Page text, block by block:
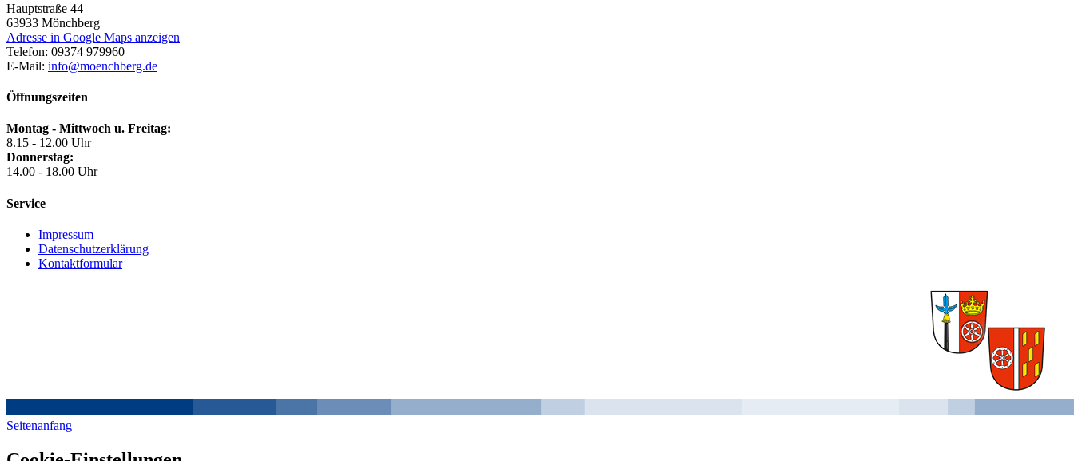
Hauptstraße 44
63933 Mönchberg
Adresse in Google Maps anzeigen
Telefon: 09374 979960
E-Mail: info@moenchberg.de
Öffnungszeiten
Montag - Mittwoch u. Freitag:
8.15 - 12.00 Uhr
Donnerstag:
14.00 - 18.00 Uhr
Service
Impressum
Datenschutzerklärung
Kontaktformular
Seitenanfang